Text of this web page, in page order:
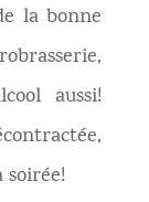
la bonne
aussi!